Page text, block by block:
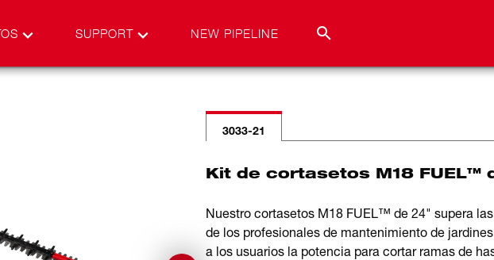
SUPPORT NEW PIPELINE
3033-21
Kit de cortasetos M18 FUEL™
Nuestro cortasetos M18 FUEL™ de 24" supera
de los profesionales de mantenimiento de
a los usuarios la potencia para cortar ramas de